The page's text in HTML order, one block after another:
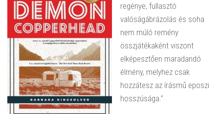
regénye, fullasztó
valóságábrázolás és soha
nem múló remény
összjátékaként viszont
elképesztően maradandó
élmény, melyhez csak
hozzátesz az írásmű eposzi
hosszúsága.”